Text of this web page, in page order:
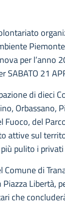
Piemonte
per l’anno
21
di dieci
Orbassano,
Fuoco, del
attive sul
pulito i
di
Libertà,
che